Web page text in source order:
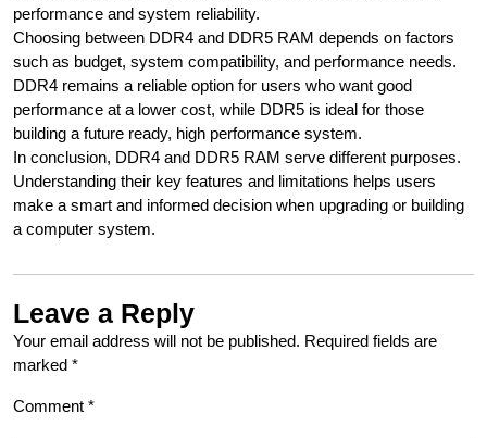
performance and system reliability.
Choosing between DDR4 and DDR5 RAM depends on factors
such as budget, system compatibility, and performance needs.
DDR4 remains a reliable option for users who want good
performance at a lower cost, while DDR5 is ideal for those
building a future ready, high performance system.
In conclusion, DDR4 and DDR5 RAM serve different purposes.
Understanding their key features and limitations helps users
make a smart and informed decision when upgrading or building
a computer system.
Leave a Reply
Your email address will not be published. Required fields are
marked *
Comment *